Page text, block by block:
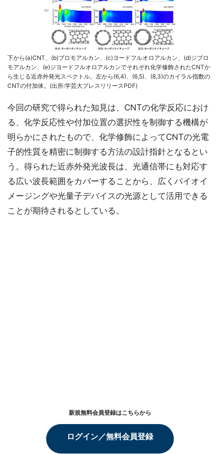
下から(a)CNT、(b)ブロモアルカン、(c)ヨードフルオロアルカン、(d)ジブロ
モアルカン、(e)ジヨードフルオロアルカンでそれぞれ化学修飾されたCNTか
ら生じる近赤外発光スペクトル。左から(6,4)、(6,5)、(8,3)のカイラル指数の
CNTの付加体。(出所:学芸大プレスリリースPDF)
今回の研究で得られた知見は、CNTの化学反応におけ
る、化学反応性や付加位置の選択性を制御する機構が
明らかにされたもので、化学修飾によってCNTの光電
子的性質を精密に制御する方法の設計指針となるとい
う。得られた近赤外発光波長は、光通信帯にも対応す
る広い波長範囲をカバーすることから、広くバイオイ
メージングや光量子デバイスの光源として活用できる
ことが期待されるとしている。
新規無料会員登録はこちらから
ログイン／無料会員登録